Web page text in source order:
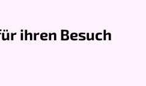
ihren Besuch